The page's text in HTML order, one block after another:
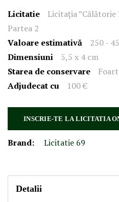
Licitatie
Licitația
Partea 2
Valoare estimativă
250 -
Dimensiuni
5,5 x 4 cm
Starea de conservare
Adjudecat cu
100 €
INSCRIE-TE LA LICITATIA
Brand: Licitatie 69
Detalii